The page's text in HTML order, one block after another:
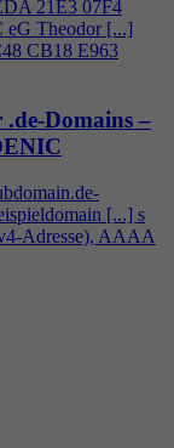
21E3 07F4
Theodor [...]
CB18 E963
Domains –
[...] s
4-Adresse), AAAA